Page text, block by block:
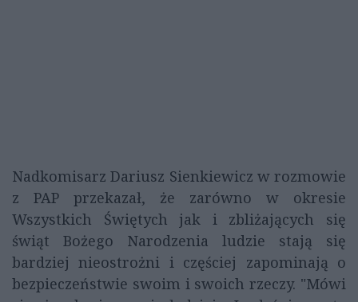
Nadkomisarz Dariusz Sienkiewicz w rozmowie
z PAP przekazał, że zarówno w okresie
Wszystkich Świętych jak i zbliżających się
świąt Bożego Narodzenia ludzie stają się
bardziej nieostrożni i częściej zapominają o
bezpieczeństwie swoim i swoich rzeczy. "Mówi